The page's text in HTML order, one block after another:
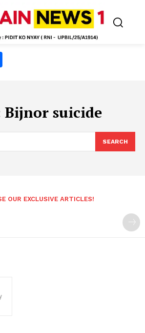
Bijnor suicide
SEARCH
OUR EXCLUSIVE ARTICLES!